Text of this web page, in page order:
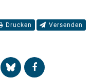
Drucken Versenden